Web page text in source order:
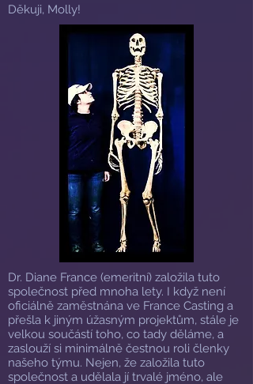
Děkuji, Molly!
Dr. Diane France (emeritní) založila tuto
společnost před mnoha lety. I když není
oficiálně zaměstnána ve France Casting a
přešla k jiným úžasným projektům, stále je
velkou součástí toho, co tady děláme, a
zaslouží si minimálně čestnou roli členky
našeho týmu. Nejen, že založila tuto
společnost a udělala jí trvalé jméno, ale